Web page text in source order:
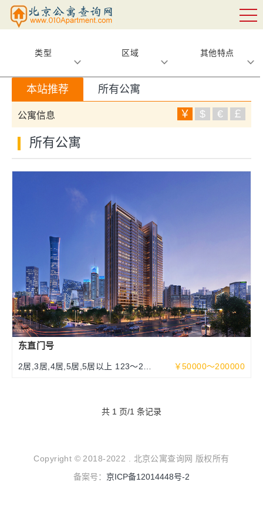
类型 区域 其他特点
本站推荐 所有公寓
公寓信息 ￥ $ € ￡
所有公寓
东直门号
2居,3居,4居,5居,5居以上 123～252
￥50000～200000
共 1 页/1 条记录
Copyright © 2018-2022 . 北京公寓查询网 版权所有
备案号： 京ICP备12014448号-2